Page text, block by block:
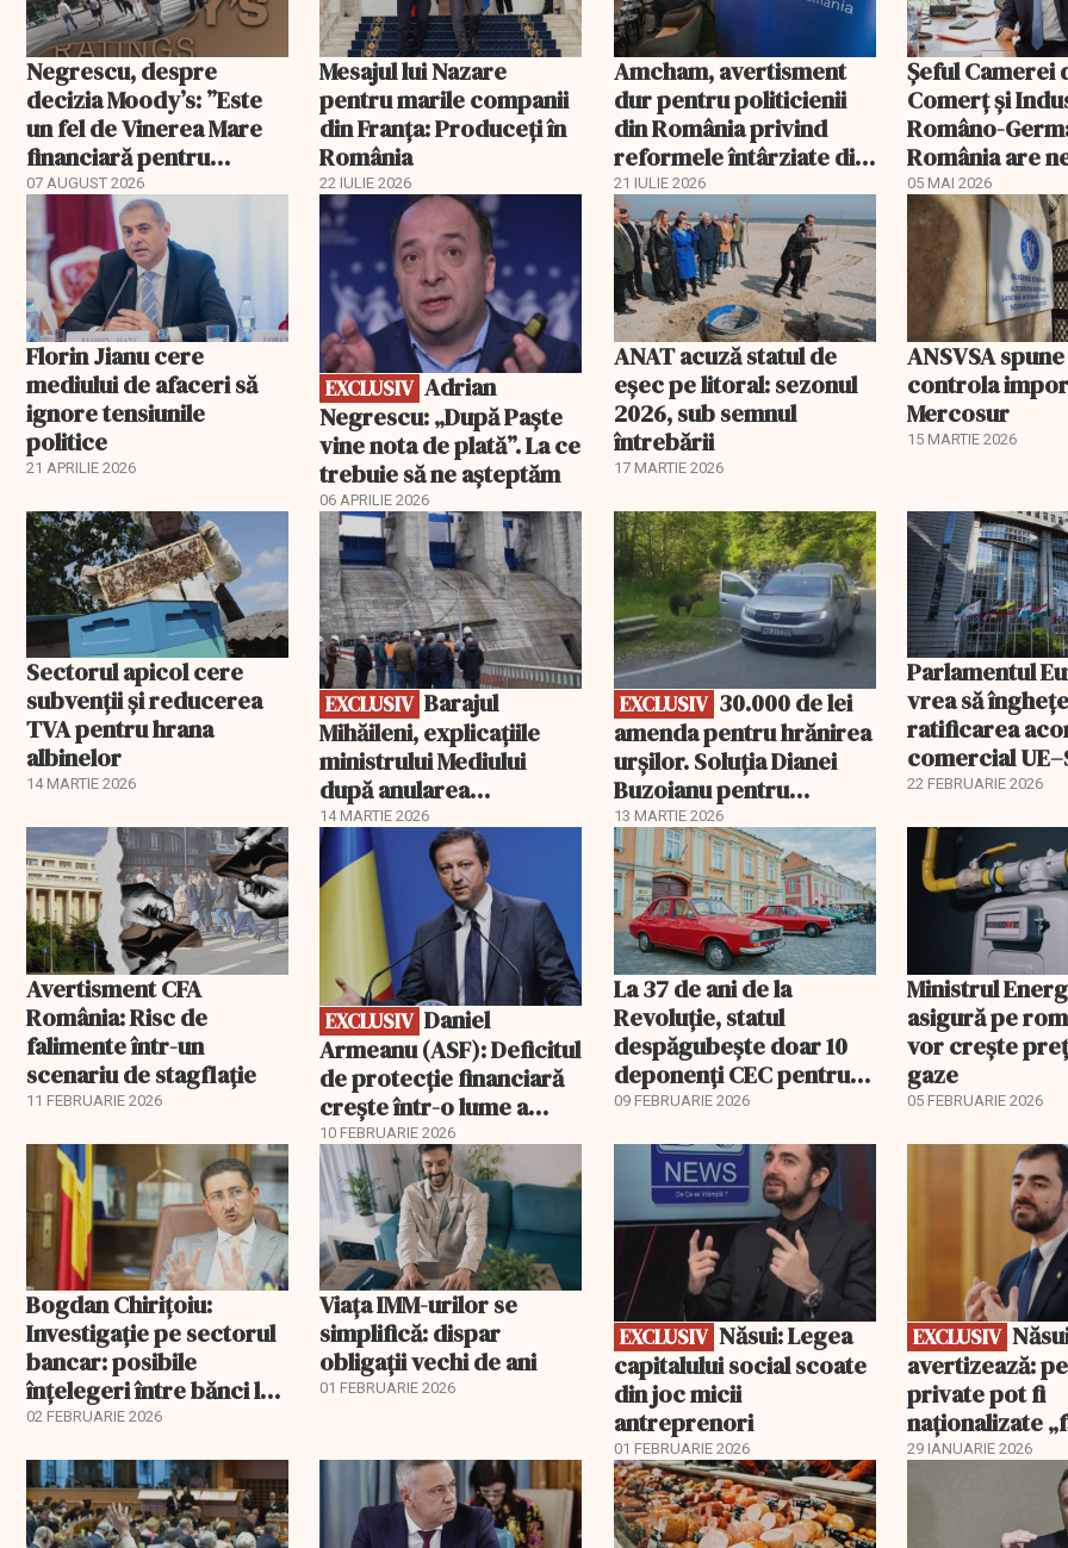
Negrescu, despre
decizia Moody’s: ”Este
un fel de Vinerea Mare
financiară pentru
România”. Miza nu se
încheie în această seară
07 AUGUST 2026
Mesajul lui Nazare
pentru marile companii
din Franța: Produceți în
România
22 IULIE 2026
Amcham, avertisment
dur pentru politicienii
din România privind
reformele întârziate din
PNRR
21 IULIE 2026
Șeful Camerei
Comerț și
Româno-
România are
urgent de un
guvern
05 MAI 2026
Florin Jianu cere
mediului de afaceri să
ignore tensiunile
politice
21 APRILIE 2026
EXCLUSIV
EXCLUSIV Adrian
Negrescu: „După Paște
vine nota de plată”. La ce
trebuie să ne așteptăm
06 APRILIE 2026
ANAT acuză statul de
eșec pe litoral: sezonul
2026, sub semnul
întrebării
17 MARTIE 2026
ANSVSA
controla
Mercosur
15 MARTIE 2026
Sectorul apicol cere
subvenții și reducerea
TVA pentru hrana
albinelor
14 MARTIE 2026
EXCLUSIV
EXCLUSIV Barajul
Mihăileni, explicațiile
ministrului Mediului
după anularea
autorizației
14 MARTIE 2026
EXCLUSIV
EXCLUSIV
amenda pentru hrănirea
urșilor. Soluția Dianei
Buzoianu pentru
aplicarea legii
13 MARTIE 2026
Parlamentul
vrea să înghețe
ratificarea
comercial
22 FEBRUARIE 2026
Avertisment CFA
România: Risc de
falimente într-un
scenariu de stagflație
11 FEBRUARIE 2026
EXCLUSIV
EXCLUSIV Daniel
Armeanu (ASF): Deficitul
de protecție financiară
crește într-o lume a
riscurilor multiple și a
revoluțiilor tehnologice
10 FEBRUARIE 2026
La 37 de ani de la
Revoluție, statul
despăgubește doar 10
deponenți CEC pentru
banii de Dacia
09 FEBRUARIE 2026
Ministrul
asigură pe
vor creşte
gaze
05 FEBRUARIE 2026
Bogdan Chirițoiu:
Investigație pe sectorul
bancar: posibile
înțelegeri între bănci la
ROBOR
02 FEBRUARIE 2026
Viața IMM-urilor se
simplifică: dispar
obligații vechi de ani
01 FEBRUARIE 2026
EXCLUSIV
EXCLUSIV
capitalului social scoate
din joc micii
antreprenori
01 FEBRUARIE 2026
EXCLUSIV Năsui
avertizează:
private pot fi
naționalizate
se spună”
29 IANUARIE 2026